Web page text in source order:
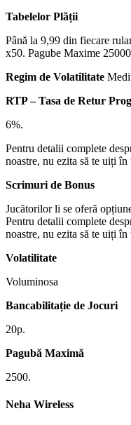
Tabelelor Plății
Până la 9,99 din fiecare
x50. Pagube Maxime
Regim de Volatilitate
RTP – Tasa de Retur
6%.
Pentru detalii complete
noastre, nu ezita să te uiți
Scrimuri de Bonus
Jucătorilor li se oferă
Pentru detalii complete
noastre, nu ezita să te uiți
Volatilitate
Voluminosa
Bancabilitație de Jocuri
20p.
Pagubă Maximă
Neha Wireless